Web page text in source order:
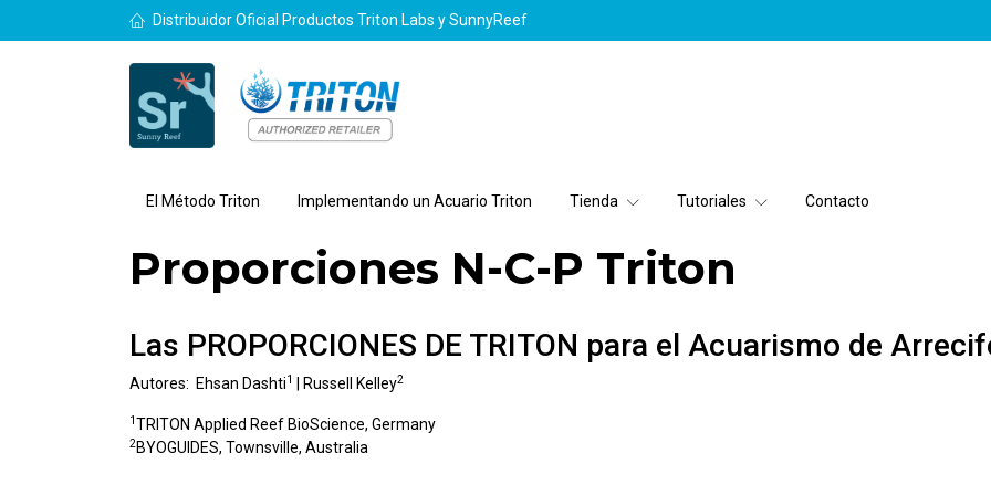
Distribuidor Oficial Productos Triton Labs y SunnyReef
El Método Triton Implementando un Acuario Triton Tienda Tutoriales Contacto
Proporciones N-C-P Triton
Las PROPORCIONES DE TRITON para el Acuarismo de
Autores: Ehsan Dashti1 | Russell Kelley2
1TRITON Applied Reef BioScience, Germany
2BYOGUIDES, Townsville, Australia